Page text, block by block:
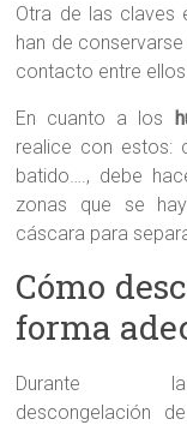
Otra de las claves
han de conservarse
contacto entre ellos.
En cuanto a los
realice con estos:
batido…., debe
zonas que se
cáscara para
Cómo
forma
Durante la
descongelación de